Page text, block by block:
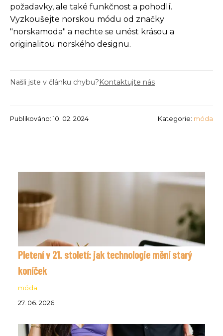
požadavky, ale také funkčnost a pohodlí.
Vyzkoušejte norskou módu od značky
"norskamoda" a nechte se unést krásou a
originalitou norského designu.
Našli jste v článku chybu? Kontaktujte nás
Publikováno: 10. 02. 2024 Kategorie: móda
Pletení v 21. století: jak technologie mění starý
koníček
móda
27. 06. 2026